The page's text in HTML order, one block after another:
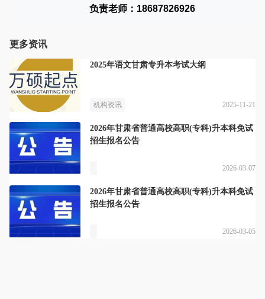
负责老师：18687826926
更多资讯
2025年语文甘肃专升本考试大纲
机构资讯 2025-11-21
2026年甘肃省普通高校高职(专科)升本科免试
招生报名公告
2026-03-07
2026年甘肃省普通高校高职(专科)升本科免试
招生报名公告
2026-03-05